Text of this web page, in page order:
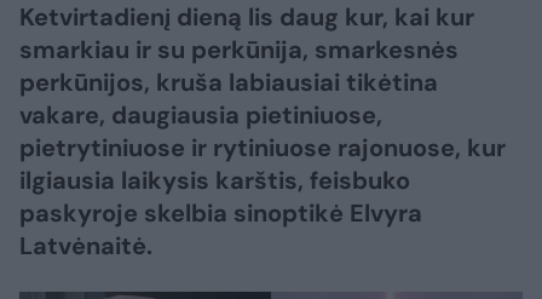
Ketvirtadienį dieną lis daug kur, kai kur
smarkiau ir su perkūnija, smarkesnės
perkūnijos, kruša labiausiai tikėtina
vakare, daugiausia pietiniuose,
pietrytiniuose ir rytiniuose rajonuose, kur
ilgiausia laikysis karštis, feisbuko
paskyroje skelbia sinoptikė Elvyra
Latvėnaitė.